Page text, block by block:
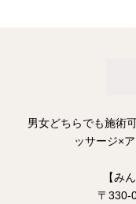
男女どちらでも施術
ッサージ×
【み
〒330-